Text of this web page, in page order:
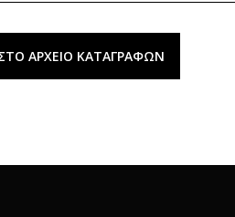
ΑΡΧΕΊΟ ΚΑΤΑΓΡΑΦΏΝ